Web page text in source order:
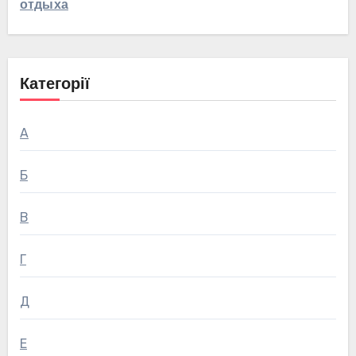
отдыха
Категорії
А
Б
В
Г
Д
Е